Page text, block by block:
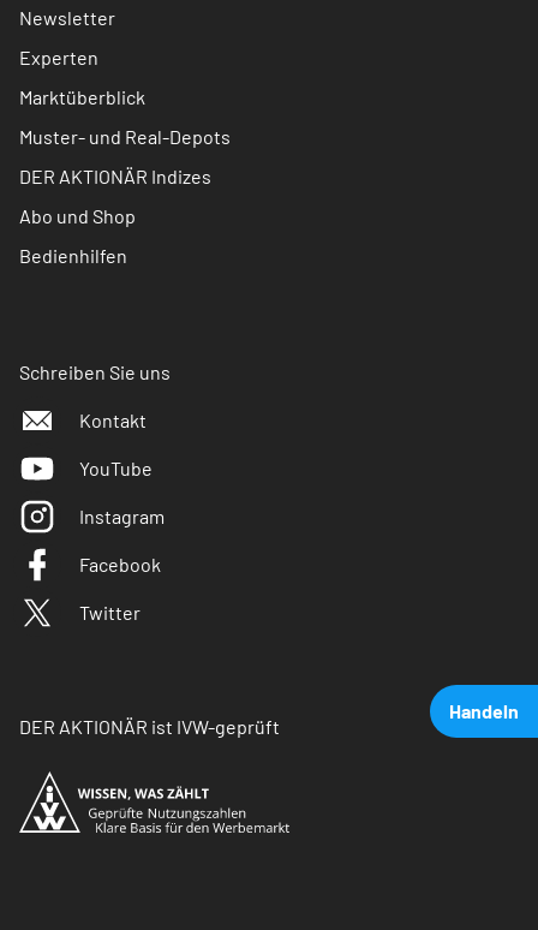
Handeln
Newsletter
Experten
Marktüberblick
Muster- und Real-Depots
DER AKTIONÄR Indizes
Abo und Shop
Bedienhilfen
Schreiben Sie uns
Kontakt
YouTube
Instagram
Facebook
Twitter
DER AKTIONÄR ist IVW-geprüft